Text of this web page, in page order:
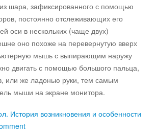
шара, зафиксированного с помощью
постоянно отслеживающих его
оси в нескольких (чаще двух)
оно похоже на перевернутую вверх
мышь с выпирающим наружу
двигать с помощью большого пальца,
или же ладонью руки, тем самым
мыши на экране монитора.
История возникновения и особенности